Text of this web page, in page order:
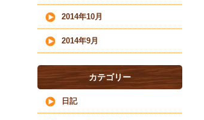
2014年10月
2014年9月
カテゴリー
日記